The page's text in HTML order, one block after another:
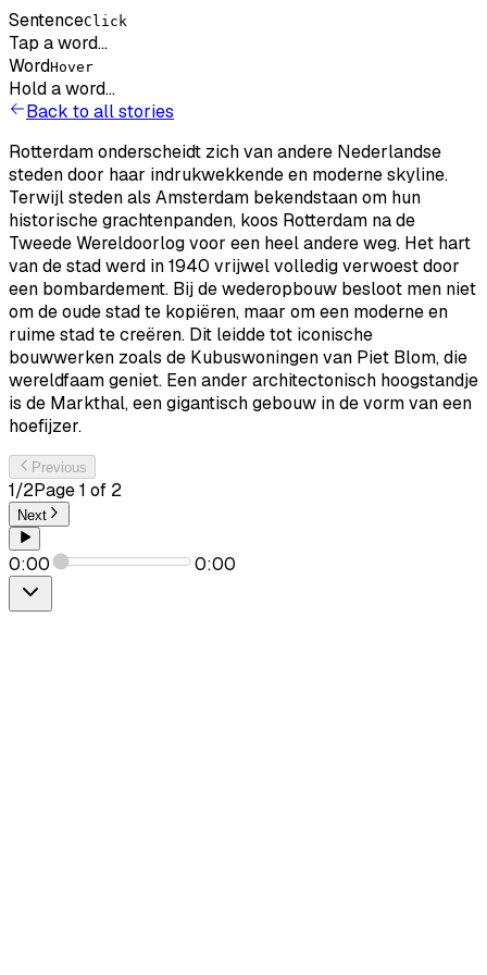
SentenceClick
Tap a word...
WordHover
Hold a word...
Back to all stories
Rotterdamonderscheidt zichvanandere Nederlandse
stedendoor haar indrukwekkendeen moderneskyline.
Terwijlstedenals Amsterdam bekendstaanom hun
historischegrachtenpanden, koos Rotterdam nade
TweedeWereldoorlogvoor een heelandereweg. Het hart
vandestadwerd in1940 vrijwelvolledigverwoestdoor
een bombardement. Bijdewederopbouw besloot men niet
omdeoudestadte kopiëren, maar omeen moderneen
ruimestadtecreëren. Dit leiddetot iconische
bouwwerken zoals de Kubuswoningenvan Piet Blom,die
wereldfaamgeniet. Eenander architectonisch hoogstandje
is de Markthal,eengigantischgebouw indevormvaneen
hoefijzer.
Previous
1/2Page1 of 2
Next
0:00 0:00